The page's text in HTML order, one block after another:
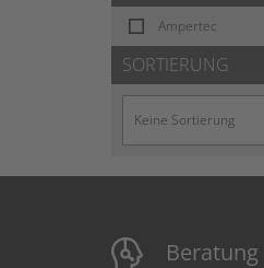
Ampertec
SORTIERUNG
Beratung